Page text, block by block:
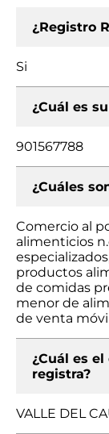
¿Registro
Si
¿Cuál es
901567788
¿Cuáles
Comercio al
alimenticios
productos
de comidas
menor de
de venta
¿Cuál es
registra?
VALLE DEL